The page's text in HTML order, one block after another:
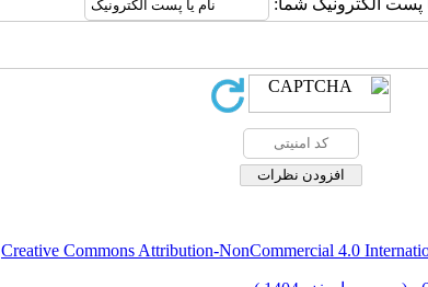
پست الکترونیک شما:
Creative Commons Attribution-NonCommercial 4.0